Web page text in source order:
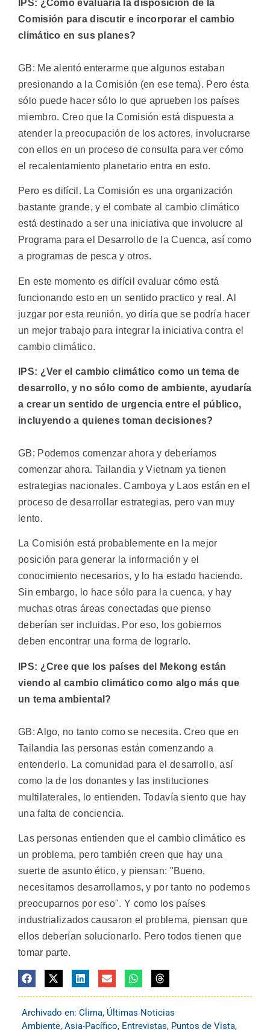
IPS: ¿Cómo evaluaría la disposición de la
Comisión para discutir e incorporar el cambio
climático en sus planes?
GB: Me alentó enterarme que algunos estaban
presionando a la Comisión (en ese tema). Pero ésta
sólo puede hacer sólo lo que aprueben los países
miembro. Creo que la Comisión está dispuesta a
atender la preocupación de los actores, involucrarse
con ellos en un proceso de consulta para ver cómo
el recalentamiento planetario entra en esto.
Pero es difícil. La Comisión es una organización
bastante grande, y el combate al cambio climático
está destinado a ser una iniciativa que involucre al
Programa para el Desarrollo de la Cuenca, así como
a programas de pesca y otros.
En este momento es difícil evaluar cómo está
funcionando esto en un sentido practico y real. Al
juzgar por esta reunión, yo diría que se podría hacer
un mejor trabajo para integrar la iniciativa contra el
cambio climático.
IPS: ¿Ver el cambio climático como un tema de
desarrollo, y no sólo como de ambiente, ayudaría
a crear un sentido de urgencia entre el público,
incluyendo a quienes toman decisiones?
GB: Podemos comenzar ahora y deberíamos
comenzar ahora. Tailandia y Vietnam ya tienen
estrategias nacionales. Camboya y Laos están en el
proceso de desarrollar estrategias, pero van muy
lento.
La Comisión está probablemente en la mejor
posición para generar la información y el
conocimiento necesarios, y lo ha estado haciendo.
Sin embargo, lo hace sólo para la cuenca, y hay
muchas otras áreas conectadas que pienso
deberían ser incluidas. Por eso, los gobiernos
deben encontrar una forma de lograrlo.
IPS: ¿Cree que los países del Mekong están
viendo al cambio climático como algo más que
un tema ambiental?
GB: Algo, no tanto como se necesita. Creo que en
Tailandia las personas están comenzando a
entenderlo. La comunidad para el desarrollo, así
como la de los donantes y las instituciones
multilaterales, lo entienden. Todavía siento que hay
una falta de conciencia.
Las personas entienden que el cambio climático es
un problema, pero también creen que hay una
suerte de asunto ético, y piensan: "Bueno,
necesitamos desarrollarnos, y por tanto no podemos
preocuparnos por eso". Y como los países
industrializados causaron el problema, piensan que
ellos deberían solucionarlo. Pero todos tienen que
tomar parte.
Archivado en: Clima, Últimas Noticias
Ambiente, Asia-Pacífico, Entrevistas, Puntos de Vista,